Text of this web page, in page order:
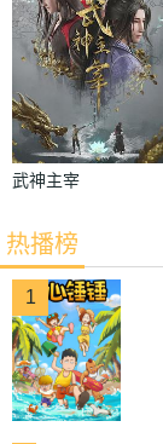
武神主宰
热播榜
1